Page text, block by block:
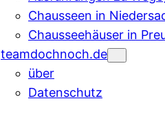
Chausseen in
Chausseehäuser in
teamdochnoch.de
über
Datenschutz